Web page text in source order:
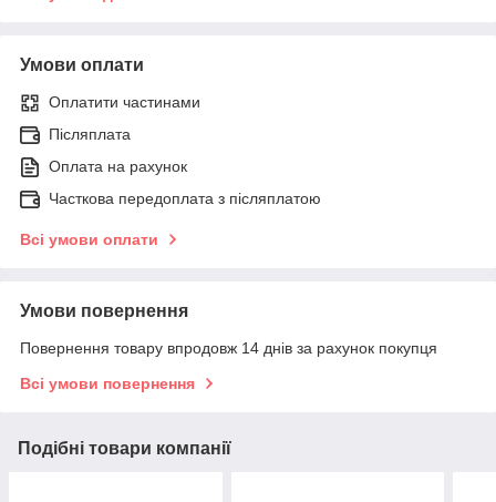
Умови оплати
Оплатити частинами
Післяплата
Оплата на рахунок
Часткова передоплата з післяплатою
Всі умови оплати
Умови повернення
Повернення товару впродовж 14 днів за рахунок покупця
Всі умови повернення
Подібні товари компанії